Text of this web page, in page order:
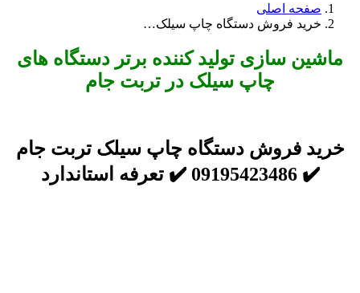
صفحه اصلی
خرید فروش دستگاه چاپ سیلک…
ماشین سازی تولید کننده برتر دستگاه های
چاپ سیلک در تربت جام
خرید فروش دستگاه چاپ سیلک تربت جام
✔️ 09195423486 ✔️ تعرفه استاندارد